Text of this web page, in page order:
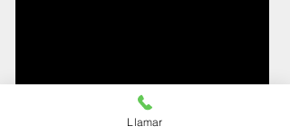
Llamar